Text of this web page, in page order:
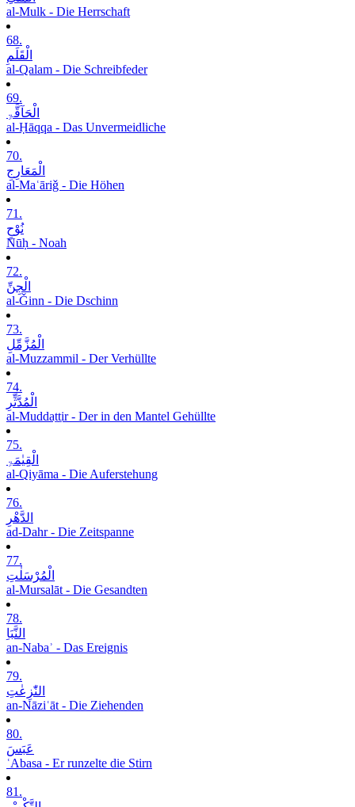
al-Mulk - Die Herrschaft
68.
الْقَلَمِ
al-Qalam - Die Schreibfeder
69.
الْحَآقَّۃِ
al-Ḥāqqa - Das Unvermeidliche
70.
الْمَعَارِجِ
al-Maʿāriǧ - Die Höhen
71.
نُوْحٍ
Nūḥ - Noah
72.
الْجِنِّ
al-Ǧinn - Die Dschinn
73.
الْمُزَّمِّلِ
al-Muzzammil - Der Verhüllte
74.
الْمُدَّثِّرِ
al-Muddaṯṯir - Der in den Mantel Gehüllte
75.
الْقِیٰمَۃِ
al-Qiyāma - Die Auferstehung
76.
الدَّھْرِ
ad-Dahr - Die Zeitspanne
77.
الْمُرْسَلٰتِ
al-Mursalāt - Die Gesandten
78.
النَّبَاِ
an-Nabaʾ - Das Ereignis
79.
النّٰزِعٰتِ
an-Nāziʿāt - Die Ziehenden
80.
عَبَسَ
ʿAbasa - Er runzelte die Stirn
81.